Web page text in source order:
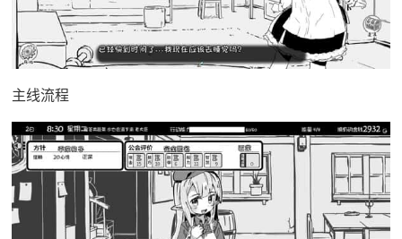
主线流程